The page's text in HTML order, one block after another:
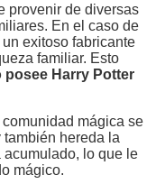
provenir de diversas
En el caso de
exitoso fabricante
familiar. Esto
Harry Potter
mágica se
hereda la
lo que le
mágico.